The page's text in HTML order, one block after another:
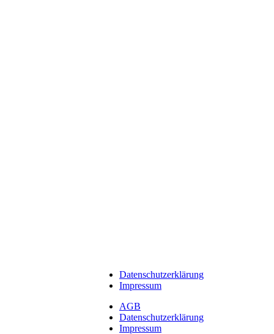
Datenschutzerklärung
Impressum
АGB
Datenschutzerklärung
Impressum